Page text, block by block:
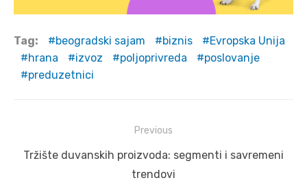
Tag: beogradski sajam biznis
Evropska Unija
hrana
izvoz poljoprivreda
poslovanje
preduzetnici
navigation
Previous
Previous
Tržište duvanskih proizvoda: segmenti i savremeni
trendovi